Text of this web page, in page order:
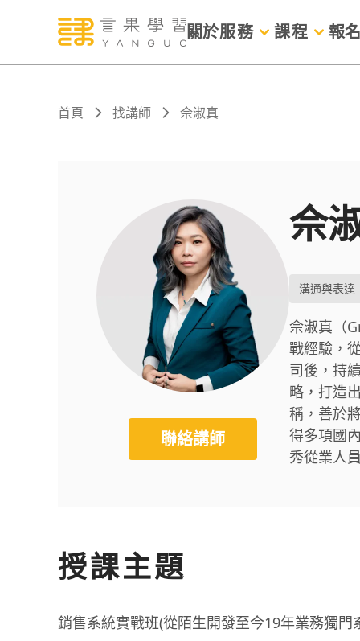
關於服務 課程 報
首頁 找講師 佘淑真
聯絡講師
佘
溝通與表達
佘淑真（
戰經驗，
司後，持
略，打造
稱，善於
得多項國
秀從業人
授課主題
銷售系統實戰班(從陌生開發至今19年業務獨